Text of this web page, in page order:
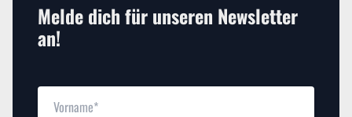
Melde dich für unseren Newsletter
an!